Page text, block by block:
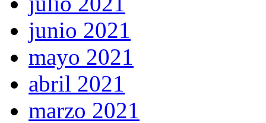
junio 2021
mayo 2021
abril 2021
marzo 2021